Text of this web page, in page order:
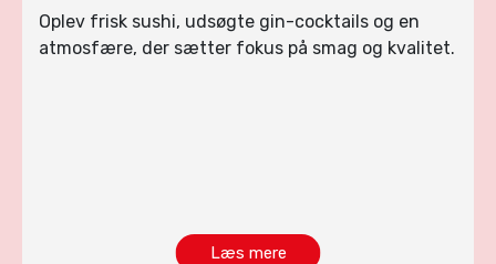
Oplev frisk sushi, udsøgte gin-cocktails og en
atmosfære, der sætter fokus på smag og kvalitet.
Læs mere